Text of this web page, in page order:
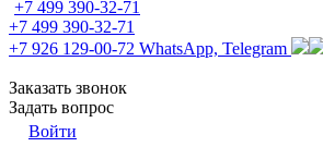
+7 499 390-32-71
+7 499 390-32-71
+7 926 129-00-72 WhatsApp, Telegram
Заказать звонок
Задать вопрос
Войти